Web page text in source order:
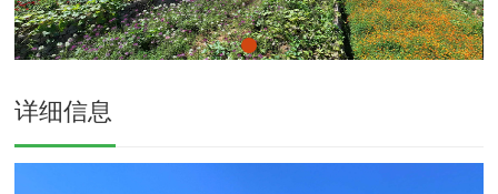
详细信息